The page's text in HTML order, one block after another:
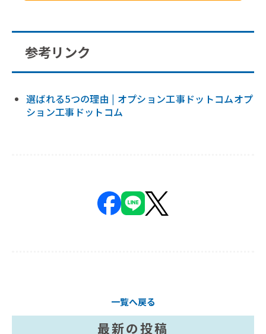
参考リンク
選ばれる5つの理由 | オプション工事ドットコムオプ
ション工事ドットコム
一覧へ戻る
最新の投稿